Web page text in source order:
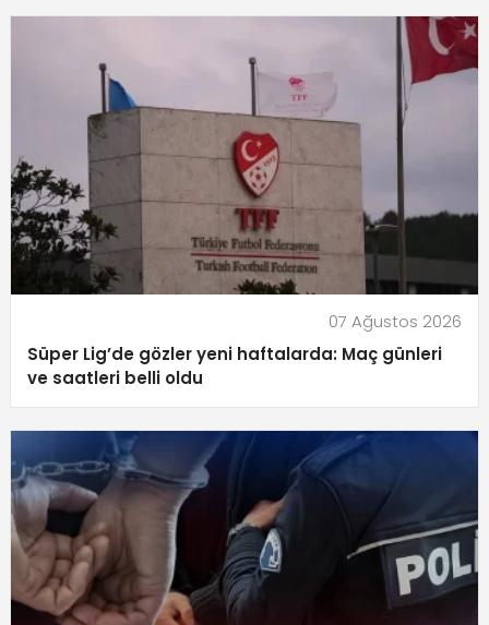
07 Ağustos 2026
Süper Lig’de gözler yeni haftalarda: Maç günleri
ve saatleri belli oldu